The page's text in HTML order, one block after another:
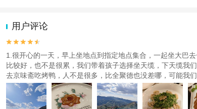
2.为普及旅游安全知识及旅游文明公约，使您的旅程顺利圆满
用户评论


1.很开心的一天，早上坐地点到指定地点集合，一起坐大巴
比较好，也不是很累，我们带着孩子选择坐天缆，下天缆我
去京味斋吃烤鸭，人不是很多，比全聚德也没差哪，可能我